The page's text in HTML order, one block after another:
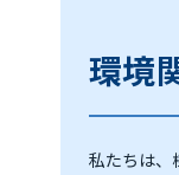
環境
私たちは、